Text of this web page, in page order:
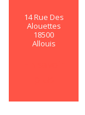
14 Rue Des
Alouettes
18500
Allouis